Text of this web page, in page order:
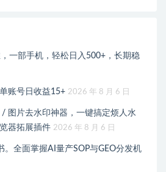
一部手机，轻松日入500+，长期稳
账号日收益15+ 2026 年 8 月 6 日
图片去水印神器，一键搞定烦人水
器拓展插件 2026 年 8 月 6 日
。全面掌握AI量产SOP与GEO分发机